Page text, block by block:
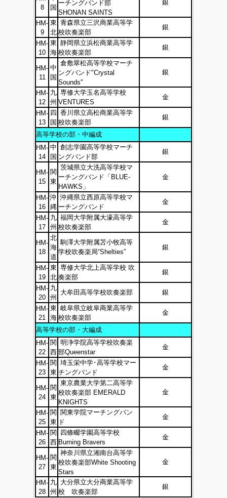
8
国
ーチングバンド部
SHONAN SAINTS
銀
HM-
9
東
北
青森県立三沢商業高等学
校吹奏楽部
銀
HM-
10
東
海
静岡県立浜松商業高等学
校吹奏楽部
銀
HM-
11
中
国
倉敷翠松高等学校マーチ
ングバンド"Crystal
Sounds"
銀
HM-
12
九
州
専修大学玉名高等学校
VENTURES
金
HM-
13
四
国
香川県立高松商業高等学
校吹奏楽部
銀
高等学校の部・中編成
HM-
14
中
国
創志学園高等学校マーチ
ングバンド部
銀
HM-
15
関
東
茨城県立大洗高等学校マ
ーチングバンド「BLUE-
HAWKS」
金
HM-
16
沖
縄
沖縄県立西原高等学校マ
ーチングバンド
金
HM-
17
九
州
福岡大学附属大濠高等学
校吹奏楽部
金
HM-
18
北
海
道
駒澤大学附属苫小牧高等
学校吹奏楽局“Shelties”
銀
HM-
19
東
北
専修大学北上高等学校 吹
奏楽部
銀
HM-
20
九
州
大牟田高等学校吹奏楽部 銀
HM-
21
東
海
岐阜県立岐阜商業高等学
校吹奏楽部
金
高等学校の部・大編成
HM-
22
関
西
明浄学院高等学校吹奏楽
部Queenstar
金
HM-
23
関
東
埼玉栄中学･高等学校マー
チングバンド
金
HM-
24
関
東
東京農業大学第二高等学
校吹奏楽部 EMERALD
KNIGHTS
金
HM-
25
関
東
関東学院マーチングバン
ド
金
HM-
26
関
西
四條畷学園高等学校
Burning Bravers
金
HM-
27
関
東
神奈川県立湘南台高等学
校吹奏楽部White Shooting
Stars
金
HM-
28
九
州
大分県立大分商業高等学
校 吹奏楽部
銀